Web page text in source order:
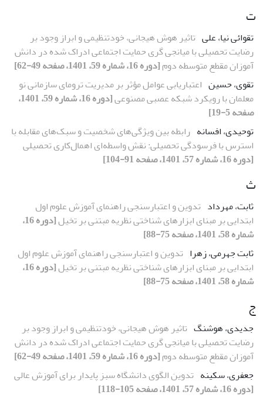
ت
تقوائی نیا، علی تاثیر هوش هیجانی، خودتنظیمی و ابراز وجود بر
رضایت تحصیلی با میانجی گری حمایت اجتماعی ادراک شده در دانش
آموزان مقطع متوسطه دوم[دوره 16، شماره 59، 1401، صفحه 49-62]
تقوی، حسین اعتباریابی عوامل مؤثر بر مدیریت ترومای سازمانی نو
معلمان با رویکرد شبکه عصبی مصنوعی
[دوره 16، شماره 59، 1401،
صفحه 5-19]
توحیدی، افسانه رابطه بین ویژگی‌های شخصیت و سبک‌های مقابله با
استرس با فرسودگی تحصیلی: نقش واسطه‌ای اهمال‌کاری تحصیلی
[دوره 16، شماره 57، 1401، صفحه 91-104]
ث
ثابت، مهرداد تدوین و اعتبارسنجی راهنمای آموزش علوم اول
ابتدایی بر مبنای ابزارهای شناختی نظریه مبتنی بر تخیل
[دوره 16،
شماره 58، 1401، صفحه 75-88]
ثابت جهرمی، زهرا تدوین و اعتبارسنجی راهنمای آموزش علوم اول
ابتدایی بر مبنای ابزارهای شناختی نظریه مبتنی بر تخیل
[دوره 16،
شماره 58، 1401، صفحه 75-88]
ج
جدیدی، هوشنگ تاثیر هوش هیجانی، خودتنظیمی و ابراز وجود بر
رضایت تحصیلی با میانجی گری حمایت اجتماعی ادراک شده در دانش
آموزان مقطع متوسطه دوم[دوره 16، شماره 59، 1401، صفحه 49-62]
جعفری، سکینه تدوین الگوی دانشگاه سبز پایدار برای آموزش عالی
[دوره 16، شماره 57، 1401، صفحه 105-118]